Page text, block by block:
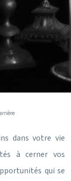
dans votre vie
à cerner vos
qui se